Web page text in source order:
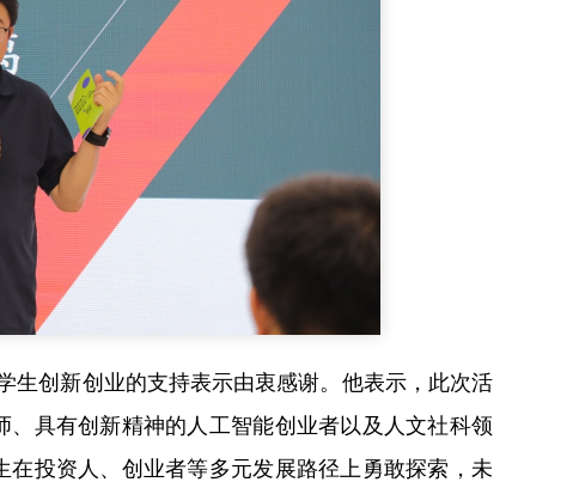
生创新创业的支持表示由衷感谢。他表示，此次活
具有创新精神的人工智能创业者以及人文社科领
投资人、创业者等多元发展路径上勇敢探索，未